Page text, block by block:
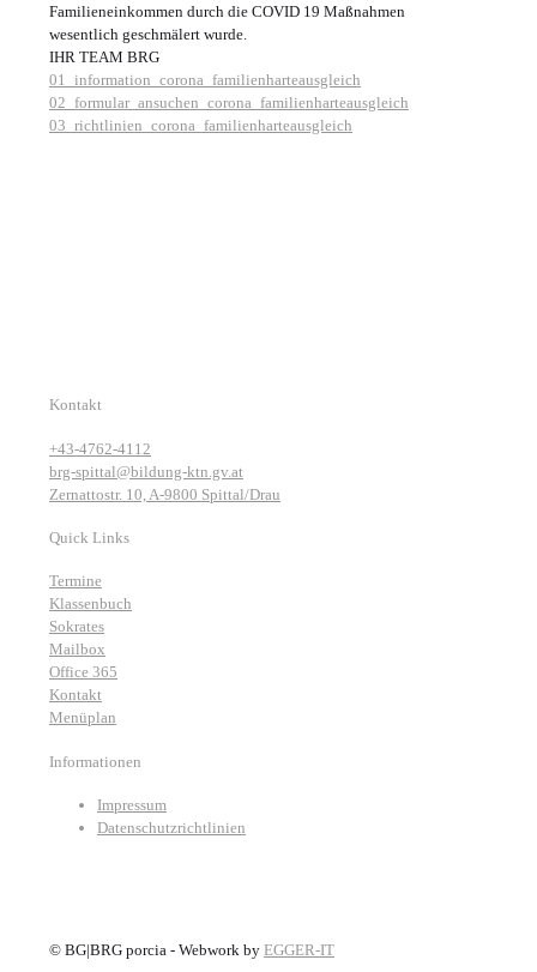
Familieneinkommen durch die COVID 19 Maßnahmen
wesentlich geschmälert wurde.
IHR TEAM BRG
01_information_corona_familienharteausgleich
02_formular_ansuchen_corona_familienharteausgleich
03_richtlinien_corona_familienharteausgleich
Kontakt
+43-4762-4112
brg-spittal@bildung-ktn.gv.at
Zernattostr. 10, A-9800 Spittal/Drau
Quick Links
Termine
Klassenbuch
Sokrates
Mailbox
Office 365
Kontakt
Menüplan
Informationen
Impressum
Datenschutzrichtlinien
© BG|BRG porcia - Webwork by EGGER-IT